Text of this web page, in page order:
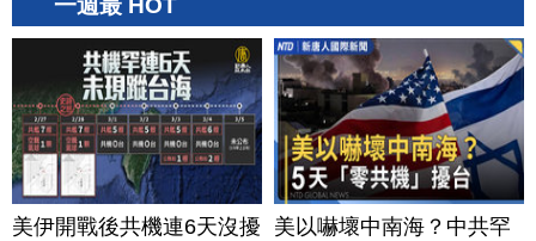
一週最 HOT
美伊開戰後共機連6天沒擾
美以嚇壞中南海？中共罕